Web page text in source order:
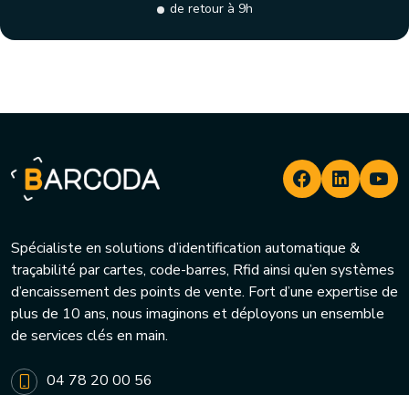
de retour à 9h
Spécialiste en solutions d’identification automatique &
traçabilité par cartes, code-barres, Rfid ainsi qu’en systèmes
d’encaissement des points de vente. Fort d’une expertise de
plus de 10 ans, nous imaginons et déployons un ensemble
de services clés en main.
04 78 20 00 56